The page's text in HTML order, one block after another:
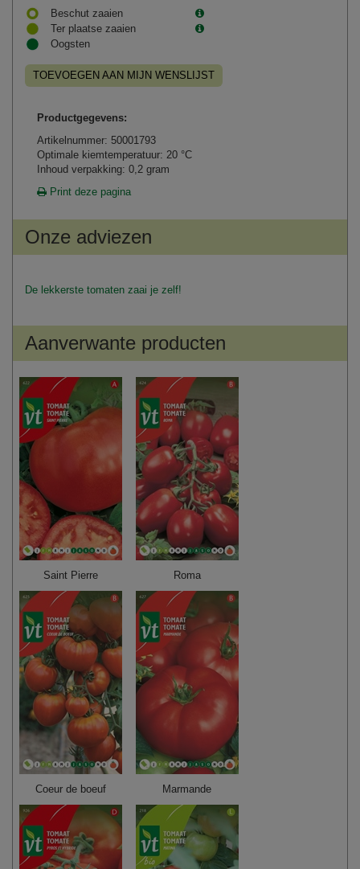
Beschut zaaien
Ter plaatse zaaien
Oogsten
TOEVOEGEN AAN MIJN WENSLIJST
Productgegevens:
Artikelnummer: 50001793
Optimale kiemtemperatuur: 20 °C
Inhoud verpakking: 0,2 gram
Print deze pagina
Onze adviezen
De lekkerste tomaten zaai je zelf!
Aanverwante producten
Saint Pierre Roma
Coeur de boeuf Marmande